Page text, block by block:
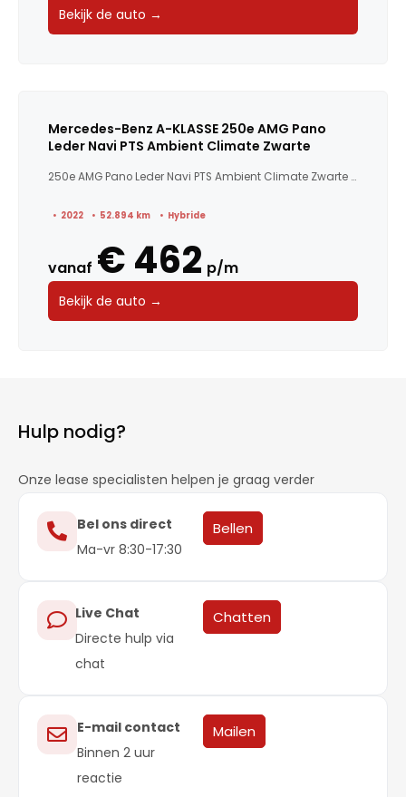
Bekijk de auto →
Mercedes-Benz A-KLASSE 250e AMG Pano
Leder Navi PTS Ambient Climate Zwarte
250e AMG Pano Leder Navi PTS Ambient Climate Zwarte binne...
2022 52.894 km Hybride
vanaf € 462 p/m
Bekijk de auto →
Hulp nodig?
Onze lease specialisten helpen je graag verder
Bel ons direct
Ma-vr 8:30-17:30
Bellen
Live Chat
Directe hulp via
chat
Chatten
E-mail contact
Binnen 2 uur
reactie
Mailen